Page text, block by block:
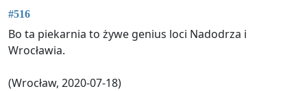
#516
Bo ta piekarnia to żywe genius loci Nadodrza i
Wrocławia.
(Wrocław, 2020-07-18)